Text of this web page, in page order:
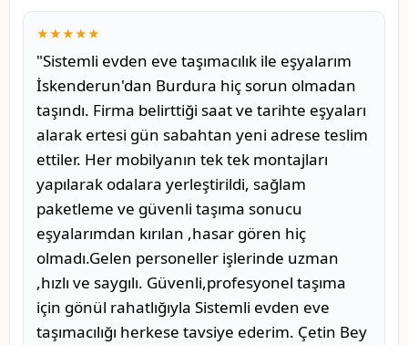
★★★★★
"Sistemli evden eve taşımacılık ile eşyalarım
İskenderun'dan Burdura hiç sorun olmadan
taşındı. Firma belirttiği saat ve tarihte eşyaları
alarak ertesi gün sabahtan yeni adrese teslim
ettiler. Her mobilyanın tek tek montajları
yapılarak odalara yerleştirildi, sağlam
paketleme ve güvenli taşıma sonucu
eşyalarımdan kırılan ,hasar gören hiç
olmadı.Gelen personeller işlerinde uzman
,hızlı ve saygılı. Güvenli,profesyonel taşıma
için gönül rahatlığıyla Sistemli evden eve
taşımacılığı herkese tavsiye ederim. Çetin Bey